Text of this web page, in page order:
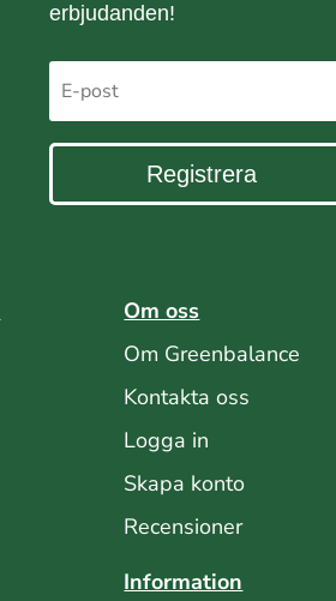
erbjudanden!
Registrera
Om oss
Om Greenbalance
Kontakta oss
Logga in
Skapa konto
Recensioner
Information